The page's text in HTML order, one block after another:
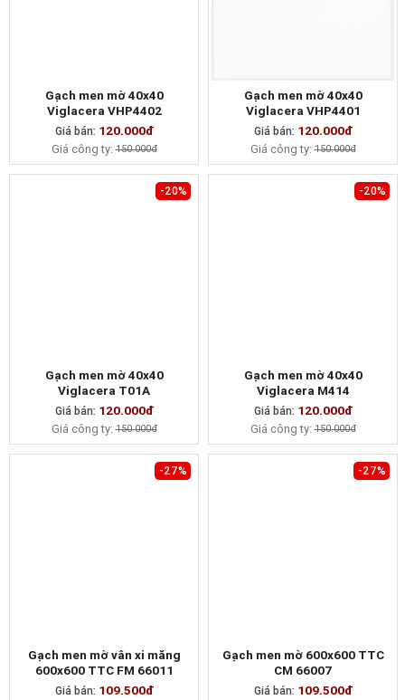
MUA NGAY
Gạch men mờ 40x40
Viglacera VHP4402
Giá bán: 120.000đ
Giá công ty:150.000đ
MUA NGAY
Gạch men mờ 40x40
Viglacera VHP4401
Giá bán: 120.000đ
Giá công ty:150.000đ
-20%
MUA NGAY
Gạch men mờ 40x40
Viglacera T01A
Giá bán: 120.000đ
Giá công ty:150.000đ
-20%
MUA NGAY
Gạch men mờ 40x40
Viglacera M414
Giá bán: 120.000đ
Giá công ty:150.000đ
-27%
MUA NGAY
Gạch men mờ vân xi măng
600x600 TTC FM 66011
Giá bán: 109.500đ
-27%
MUA NGAY
Gạch men mờ 600x600 TTC
CM 66007
Giá bán: 109.500đ